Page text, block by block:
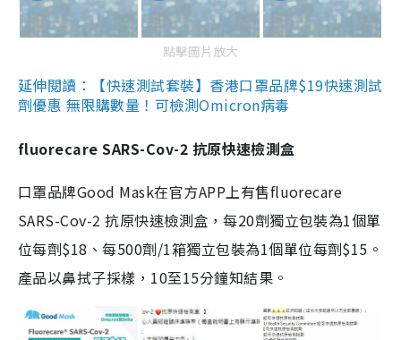
點擊圖片放大
延伸閱讀：【快速測試套裝】香港口罩品牌$19快速測試
劑優惠 無限購數量！可檢測Omicron病毒
fluorecare SARS-Cov-2 抗原快速檢測盒
口罩品牌Good Mask在官方APP上有售fluorecare
SARS-Cov-2 抗原快速檢測盒，每20劑獨立包裝為1個單
位每劑$18、每500劑/1箱獨立包裝為1個單位每劑$15。
產品以鼻拭子採樣，10至15分鐘知結果。